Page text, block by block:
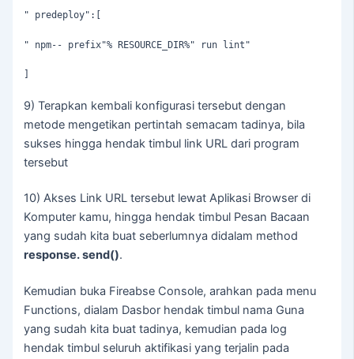
" predeploy":[
" npm-- prefix"% RESOURCE_DIR%" run lint"
]
9) Terapkan kembali konfigurasi tersebut dengan
metode mengetikan pertintah semacam tadinya, bila
sukses hingga hendak timbul link URL dari program
tersebut
10) Akses Link URL tersebut lewat Aplikasi Browser di
Komputer kamu, hingga hendak timbul Pesan Bacaan
yang sudah kita buat seberlumnya didalam method
response. send().
Kemudian buka Fireabse Console, arahkan pada menu
Functions, dialam Dasbor hendak timbul nama Guna
yang sudah kita buat tadinya, kemudian pada log
hendak timbul seluruh aktifikasi yang terjalin pada